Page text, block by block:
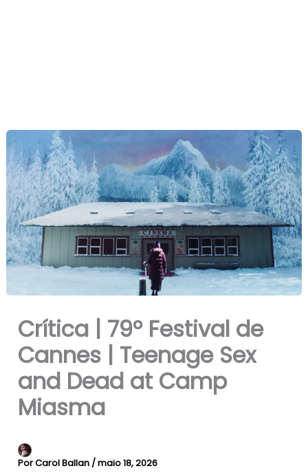
Crítica | 79º Festival de
Cannes | Teenage Sex
and Dead at Camp
Miasma
PorCarol Ballan /maio 18, 2026